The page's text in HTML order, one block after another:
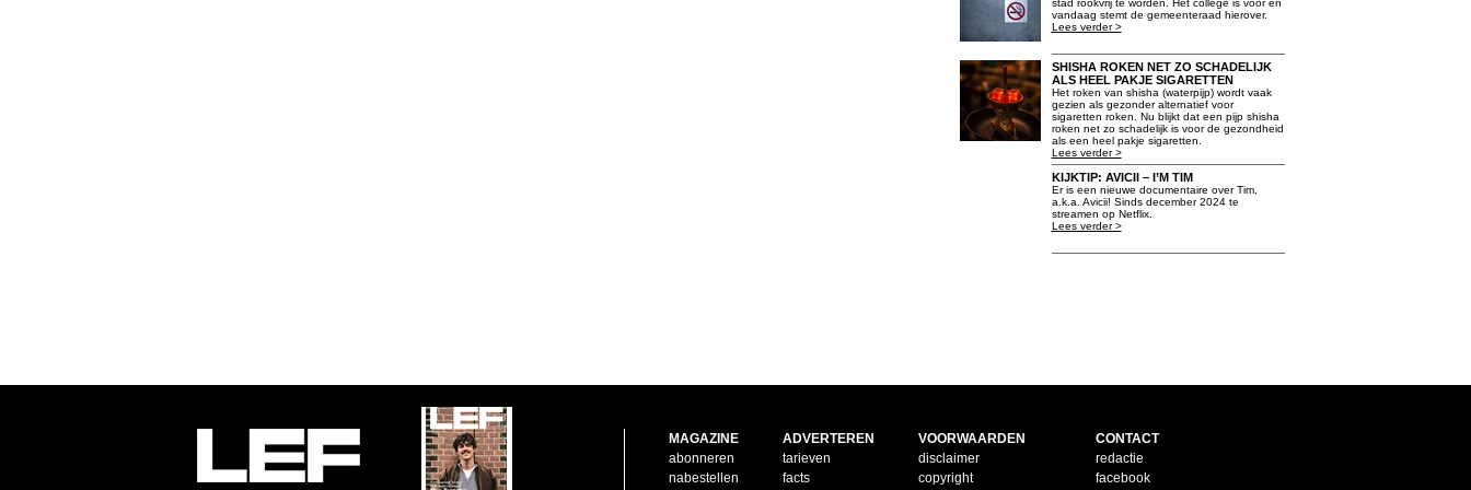
stad rookvrij te worden. Het college is voor en
vandaag stemt de gemeenteraad hierover.
Lees verder >
SHISHA ROKEN NET ZO SCHADELIJK
ALS HEEL PAKJE SIGARETTEN
Het roken van shisha (waterpijp) wordt vaak
gezien als gezonder alternatief voor
sigaretten roken. Nu blijkt dat een pijp shisha
roken net zo schadelijk is voor de gezondheid
als een heel pakje sigaretten.
Lees verder >
KIJKTIP: AVICII – I’M TIM
Er is een nieuwe documentaire over Tim,
a.k.a. Avicii! Sinds december 2024 te
streamen op Netflix.
Lees verder >
MAGAZINE
abonneren
nabestellen
ADVERTEREN
tarieven
facts
VOORWAARDEN
disclaimer
copyright
CONTACT
redactie
facebook